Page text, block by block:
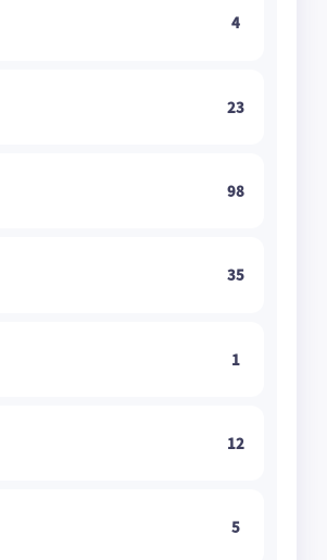
4
23
98
35
1
12
5